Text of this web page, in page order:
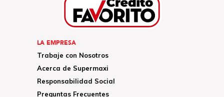
LA EMPRESA
Trabaje con Nosotros
Acerca de Supermaxi
Responsabilidad Social
Preguntas Frecuentes